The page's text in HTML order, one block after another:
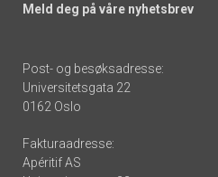
Meld deg på våre nyhetsbrev
Post- og besøksadresse:
Universitetsgata 22
0162 Oslo
Fakturaadresse:
Apéritif AS